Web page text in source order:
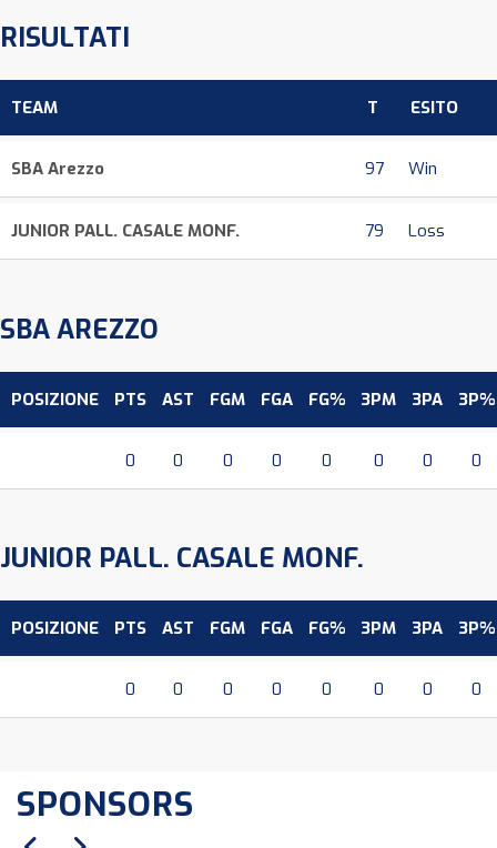
RISULTATI
TEAM T ESITO
SBA Arezzo 97 Win
JUNIOR PALL. CASALE MONF. 79 Loss
SBA AREZZO
POSIZIONE PTS AST FGM FGA FG% 3PM 3PA 3P%
0 0 0 0 0 0 0 0
JUNIOR PALL. CASALE MONF.
POSIZIONE PTS AST FGM FGA FG% 3PM 3PA 3P%
0 0 0 0 0 0 0 0
SPONSORS